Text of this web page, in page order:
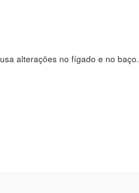
alterações no fígado e no baço.